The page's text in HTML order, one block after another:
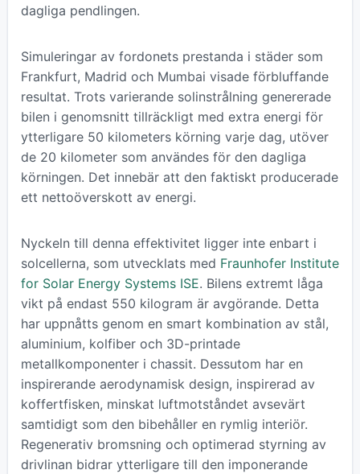
dagliga pendlingen.
Simuleringar av fordonets prestanda i städer som
Frankfurt, Madrid och Mumbai visade förbluffande
resultat. Trots varierande solinstrålning genererade
bilen i genomsnitt tillräckligt med extra energi för
ytterligare 50 kilometers körning varje dag, utöver
de 20 kilometer som användes för den dagliga
körningen. Det innebär att den faktiskt producerade
ett nettoöverskott av energi.
Nyckeln till denna effektivitet ligger inte enbart i
solcellerna, som utvecklats med Fraunhofer Institute
for Solar Energy Systems ISE. Bilens extremt låga
vikt på endast 550 kilogram är avgörande. Detta
har uppnåtts genom en smart kombination av stål,
aluminium, kolfiber och 3D-printade
metallkomponenter i chassit. Dessutom har en
inspirerande aerodynamisk design, inspirerad av
koffertfisken, minskat luftmotståndet avsevärt
samtidigt som den bibehåller en rymlig interiör.
Regenerativ bromsning och optimerad styrning av
drivlinan bidrar ytterligare till den imponerande